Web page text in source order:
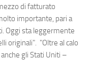
di fatturato
importante, pari a
Oggi sta leggermente
originali". "Oltre al calo
gli Stati Uniti –